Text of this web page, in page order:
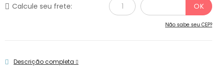
Calcule seu frete:
Não sabe seu CEP?
Descrição completa